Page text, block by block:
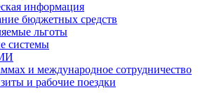
информация
бюджетных средств
льготы
системы
и международное сотрудничество
и рабочие поездки